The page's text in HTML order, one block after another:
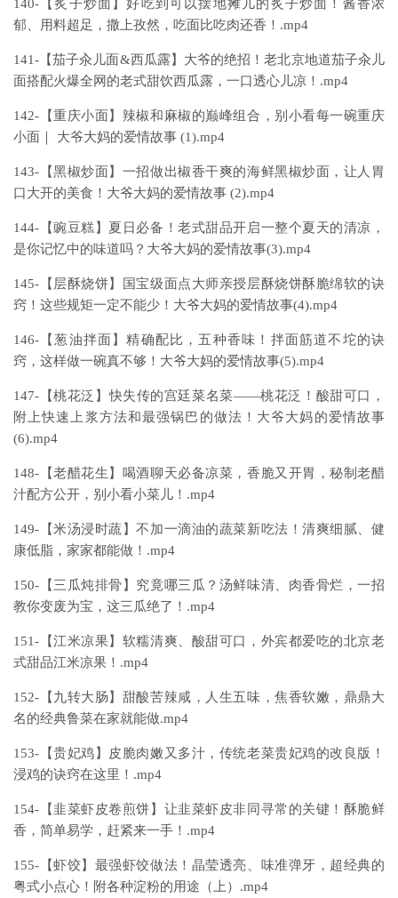
140-【炙子炒面】好吃到可以摆地摊儿的炙子炒面！酱香浓
郁、用料超足，撒上孜然，吃面比吃肉还香！.mp4
141-【茄子汆儿面&西瓜露】大爷的绝招！老北京地道茄子汆儿
面搭配火爆全网的老式甜饮西瓜露，一口透心儿凉！.mp4
142-【重庆小面】辣椒和麻椒的巅峰组合，别小看每一碗重庆
小面｜ 大爷大妈的爱情故事 (1).mp4
143-【黑椒炒面】一招做出椒香干爽的海鲜黑椒炒面，让人胃
口大开的美食！大爷大妈的爱情故事 (2).mp4
144-【豌豆糕】夏日必备！老式甜品开启一整个夏天的清凉，
是你记忆中的味道吗？大爷大妈的爱情故事(3).mp4
145-【层酥烧饼】国宝级面点大师亲授层酥烧饼酥脆绵软的诀
窍！这些规矩一定不能少！大爷大妈的爱情故事(4).mp4
146-【葱油拌面】精确配比，五种香味！拌面筋道不坨的诀
窍，这样做一碗真不够！大爷大妈的爱情故事(5).mp4
147-【桃花泛】快失传的宫廷菜名菜——桃花泛！酸甜可口，
附上快速上浆方法和最强锅巴的做法！大爷大妈的爱情故事
(6).mp4
148-【老醋花生】喝酒聊天必备凉菜，香脆又开胃，秘制老醋
汁配方公开，别小看小菜儿！.mp4
149-【米汤浸时蔬】不加一滴油的蔬菜新吃法！清爽细腻、健
康低脂，家家都能做！.mp4
150-【三瓜炖排骨】究竟哪三瓜？汤鲜味清、肉香骨烂，一招
教你变废为宝，这三瓜绝了！.mp4
151-【江米凉果】软糯清爽、酸甜可口，外宾都爱吃的北京老
式甜品江米凉果！.mp4
152-【九转大肠】甜酸苦辣咸，人生五味，焦香软嫩，鼎鼎大
名的经典鲁菜在家就能做.mp4
153-【贵妃鸡】皮脆肉嫩又多汁，传统老菜贵妃鸡的改良版！
浸鸡的诀窍在这里！.mp4
154-【韭菜虾皮卷煎饼】让韭菜虾皮非同寻常的关键！酥脆鲜
香，简单易学，赶紧来一手！.mp4
155-【虾饺】最强虾饺做法！晶莹透亮、味准弹牙，超经典的
粤式小点心！附各种淀粉的用途（上）.mp4